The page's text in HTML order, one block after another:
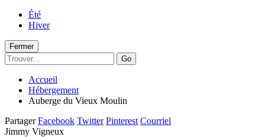
Été
Hiver
Fermer
Go
Accueil
Hébergement
Auberge du Vieux Moulin
Partager Facebook Twitter Pinterest Courriel
Jimmy Vigneux